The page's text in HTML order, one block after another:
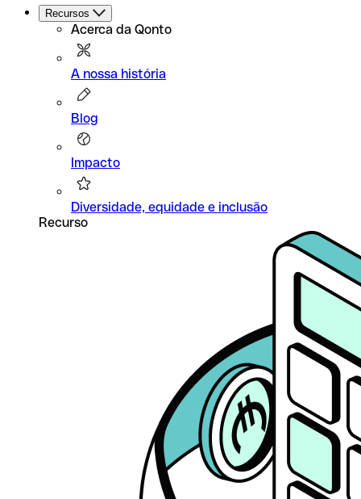
Recursos
Acerca da Qonto
A nossa história
Blog
Impacto
Diversidade, equidade e inclusão
Recurso